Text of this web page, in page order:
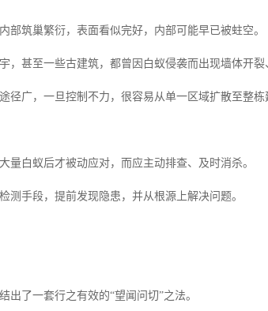
部筑巢繁衍，表面看似完好，内部可能早已被蛀空。
，甚至一些古建筑，都曾因白蚁侵袭而出现墙体开裂
径广，一旦控制不力，很容易从单一区域扩散至整栋
量白蚁后才被动应对，而应主动排查、及时消杀。
测手段，提前发现隐患，并从根源上解决问题。
了一套行之有效的“望闻问切”之法。